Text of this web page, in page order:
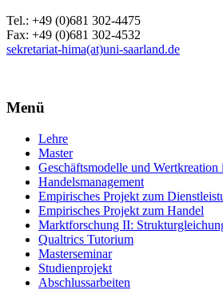
Tel.: +49 (0)681 302-4475
Fax: +49 (0)681 302-4532
sekretariat-hima(at)uni-saarland.de
Menü
Lehre
Master
Geschäftsmodelle und
Handelsmanagement
Empirisches Projekt zum
Empirisches Projekt zum Handel
Marktforschung II:
Qualtrics Tutorium
Masterseminar
Studienprojekt
Abschlussarbeiten